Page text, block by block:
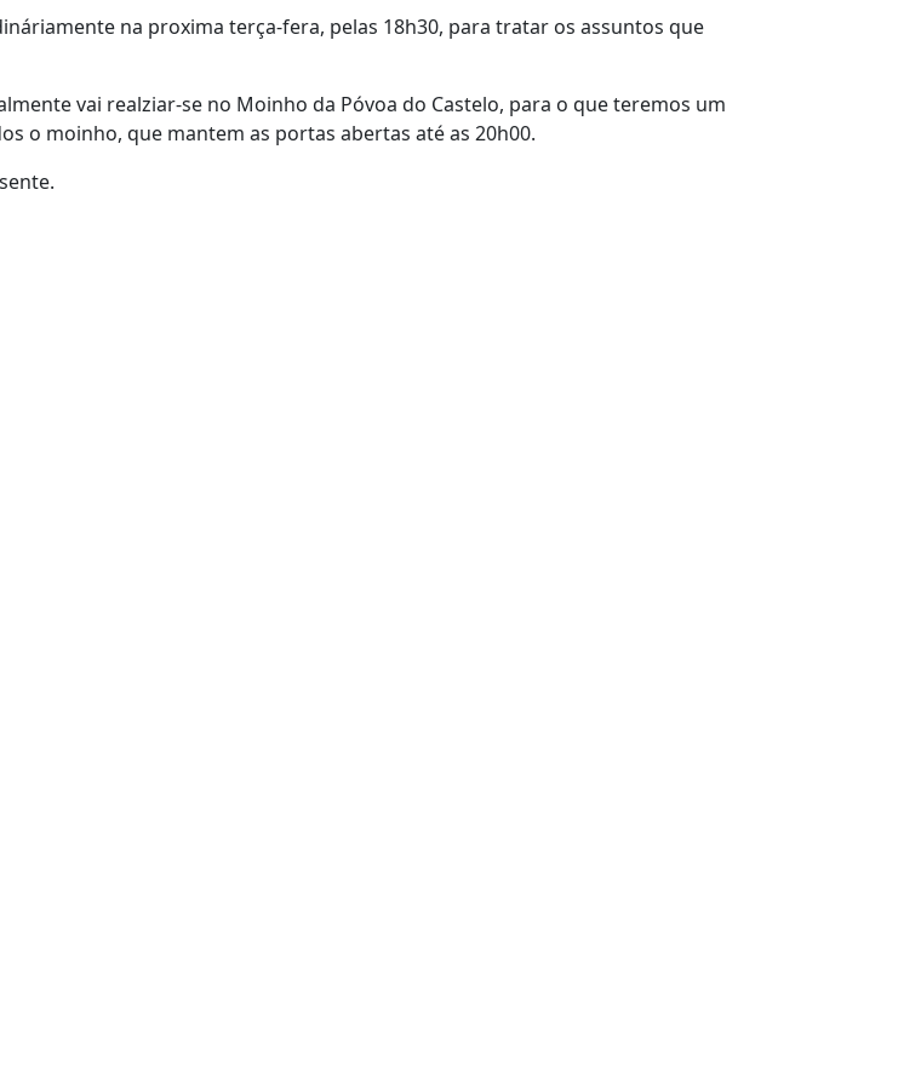
na proxima terça-fera, pelas 18h30, para tratar os assuntos que
vai realziar-se no Moinho da Póvoa do Castelo, para o que teremos um
o moinho, que mantem as portas abertas até as 20h00.